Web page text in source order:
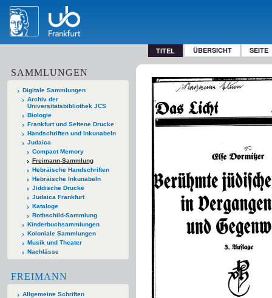
TITEL ÜBERSICHT SEITE
SAMMLUNGEN
Digitale Sammlungen
Archiv der
Universitätsbibliothek JCS
Biologie
Frankfurt und Seltene Drucke
Handschriften und Inkunabeln
Judaica
Compact Memory
Freimann-Sammlung
Hebräische Handschriften
Hebräische Inkunabeln
Jiddische Drucke
Judaica Frankfurt
Kataloge
Rothschild-Sammlung
Kinderbuchsammlungen
Koloniale Sammlungen
Musik und Theater
Nachlässe
FREIMANN
Allgemeine Schriften